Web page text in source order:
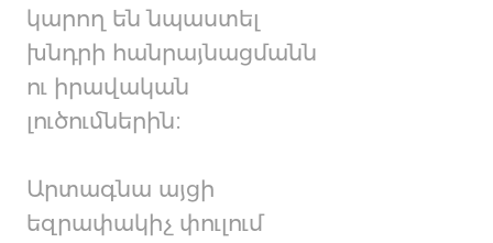
կարող են նպաստել
խնդրի հանրայնացմանն
ու իրավական
լուծումներին։
Արտագնա այցի
եզրափակիչ փուլում